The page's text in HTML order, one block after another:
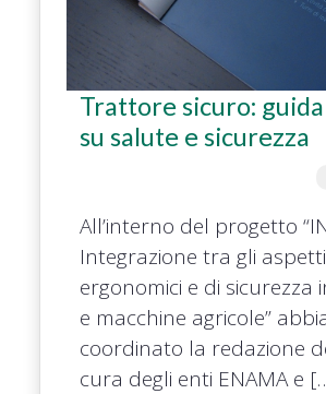
Trattore sicuro:
su salute e sicurezza
All’interno del progetto
Integrazione tra gli aspetti
ergonomici e di sicurezza
e macchine agricole”
coordinato la redazione
cura degli enti ENAMA e